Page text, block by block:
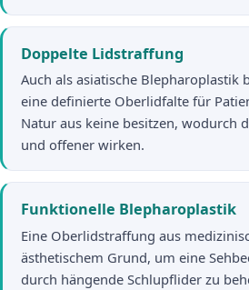
Doppelte Lidstraffung
Auch als asiatische Blepharoplastik
eine definierte Oberlidfalte für
Natur aus keine besitzen, wodurch
und offener wirken.
Funktionelle Blepharoplastik
Eine Oberlidstraffung aus
ästhetischem Grund, um eine
durch hängende Schlupflider zu